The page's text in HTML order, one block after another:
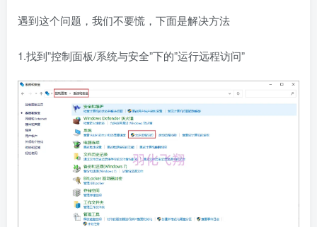
遇到这个问题，我们不要慌，下面是解决方法
1.找到”控制面板/系统与安全”下的”运行远程访问”